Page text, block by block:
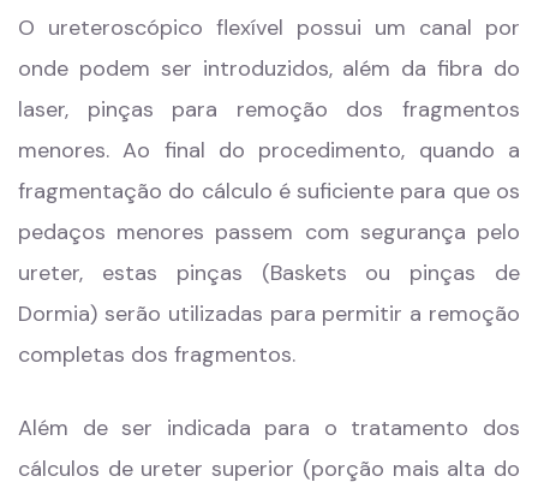
O ureteroscópico flexível possui um canal por
onde podem ser introduzidos, além da fibra do
laser, pinças para remoção dos fragmentos
menores. Ao final do procedimento, quando a
fragmentação do cálculo é suficiente para que os
pedaços menores passem com segurança pelo
ureter, estas pinças (Baskets ou pinças de
Dormia) serão utilizadas para permitir a remoção
completas dos fragmentos.
Além de ser indicada para o tratamento dos
cálculos de ureter superior (porção mais alta do